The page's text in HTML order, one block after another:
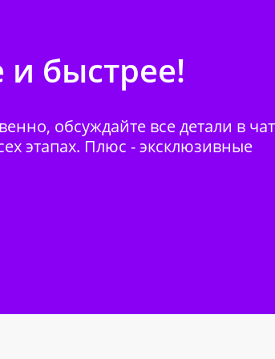
быстрее!
обсуждайте все детали в
этапах. Плюс - эксклюзивные